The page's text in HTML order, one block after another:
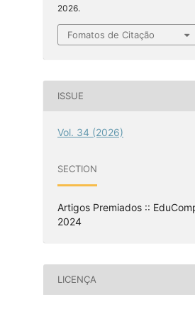
2026.
Fomatos de Citação
ISSUE
Vol. 34 (2026)
SECTION
Artigos Premiados ::
2024
LICENÇA